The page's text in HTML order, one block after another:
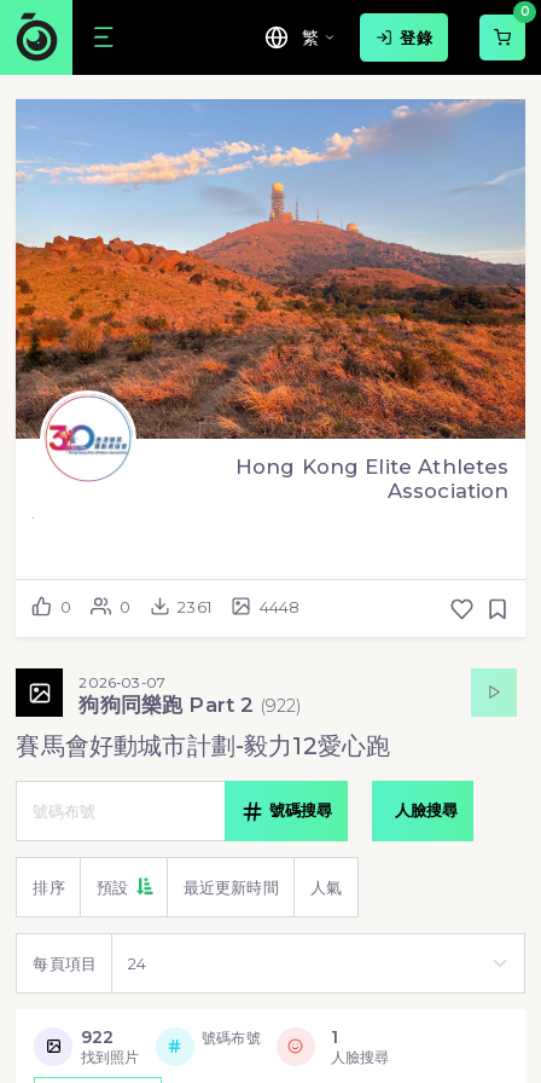
繁 登錄
0
Hong Kong Elite Athletes
Association
0 0 2361 4448
2026-03-07
狗狗同樂跑 Part 2 (922)
賽馬會好動城市計劃-毅力12愛心跑
號碼搜尋 人臉搜尋
排序 預設 最近更新時間 人氣
每頁項目
922
找到照片
號碼布號 1
人臉搜尋